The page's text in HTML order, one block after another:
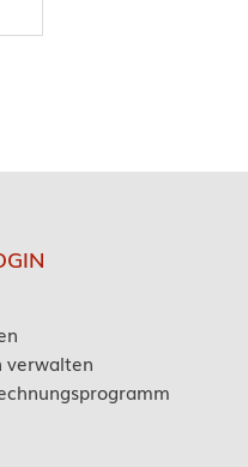
verwalten